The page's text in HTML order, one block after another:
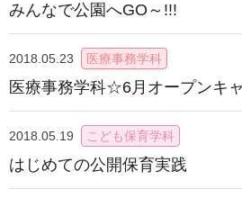
みんなで公園へGO～!!!
2018.05.23 医療事務学科
医療事務学科☆6月オープンキ
2018.05.19 こども保育学科
はじめての公開保育実践